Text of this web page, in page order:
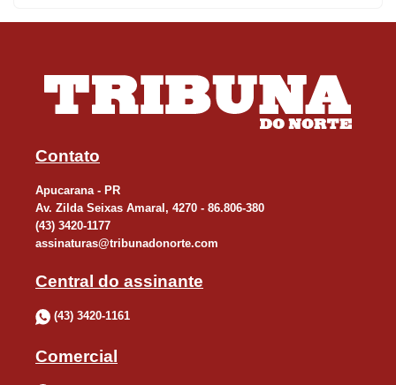
Contato
Apucarana - PR
Av. Zilda Seixas Amaral, 4270 - 86.806-380
(43) 3420-1177
assinaturas@tribunadonorte.com
Central do assinante
(43) 3420-1161
Comercial